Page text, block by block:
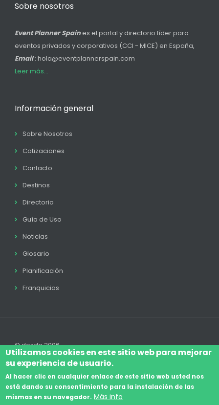
Sobre nosotros
Event Planner Spain es el portal y directorio líder para
eventos privados y corporativos (CCI - MICE) en España,
Email: hola@eventplannerspain.com
Leer más...
Información general
Sobre Nosotros
Cotizaciones
Contacto
Destinos
Directorio
Guía de Uso
Noticias
Glosario
Planificación
Franquicias
© desde 2006
Aviso Legal Legal
Utilizamos cookies en este sitio web para mejorar
su experiencia de usuario.
Al hacer clic en cualquier enlace de este sitio web usted nos
está dando su consentimiento para la instalación de las
mismas en su navegador. Más info